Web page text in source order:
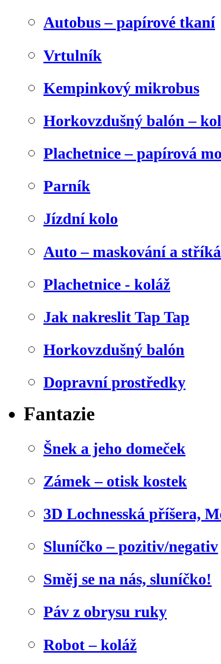
Autobus – papírové tkaní
Vrtulník
Kempinkový mikrobus
Horkovzdušný balón –
Plachetnice – papírová
Parník
Jízdní kolo
Auto – maskování a
Plachetnice - koláž
Jak nakreslit Tap Tap
Horkovzdušný balón
Dopravní prostředky
Fantazie
Šnek a jeho domeček
Zámek – otisk kostek
3D Lochnesská příšera,
Sluníčko – pozitiv/negativ
Směj se na nás, sluníčko!
Páv z obrysu ruky
Robot – koláž